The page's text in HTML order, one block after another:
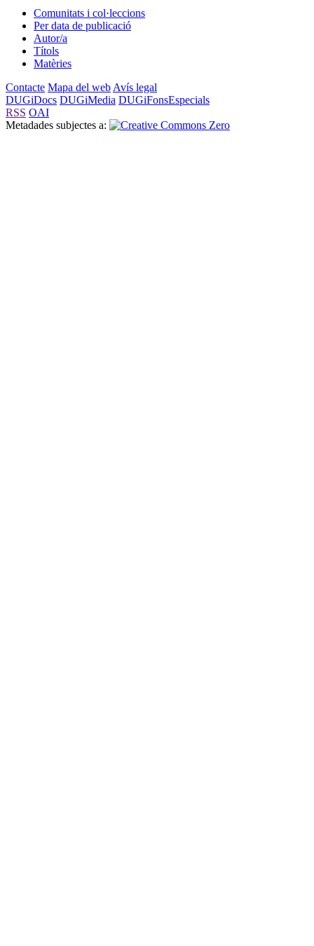
Comunitats i col·leccions
Per data de publicació
Autor/a
Títols
Matèries
Contacte Mapa del web Avís legal
DUGiDocs DUGiMedia DUGiFonsEspecials
RSS OAI
Metadades subjectes a: